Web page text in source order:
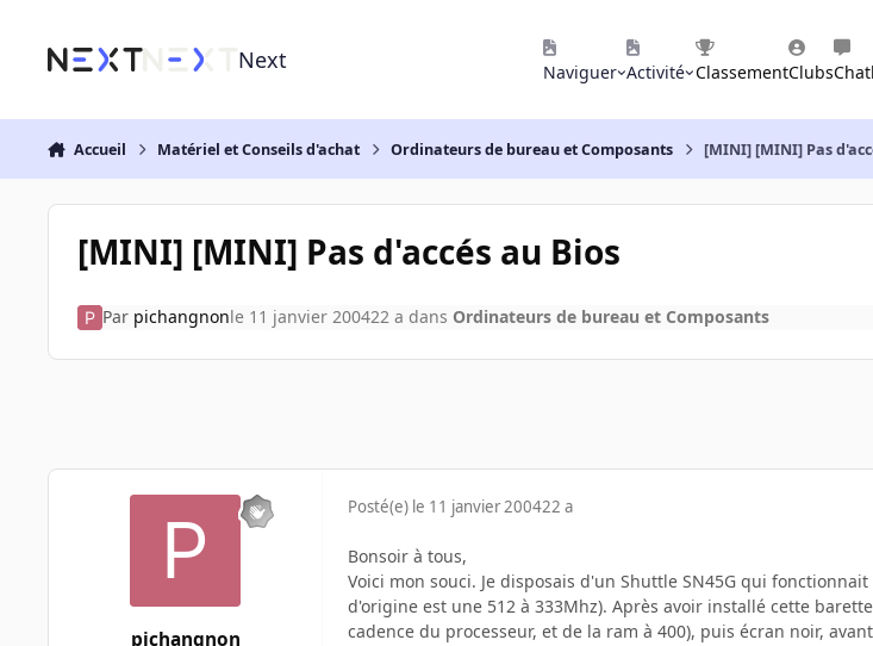
Next Naviguer Activité ClassementClubs
Accueil Matériel et Conseils d'achat Ordinateurs de bureau et Composants [MINI] [MINI] Pas
[MINI] [MINI] Pas d'accés au Bios
Par pichangnonle 11 janvier 200422 a dans Ordinateurs de bureau et Composants
pichangnon
Posté(e) le 11 janvier 200422 a
Bonsoir à tous,
Voici mon souci. Je disposais d'un Shuttle SN45G qui
d'origine est une 512 à 333Mhz). Après avoir installé cette
cadence du processeur, et de la ram à 400), puis écran noir,